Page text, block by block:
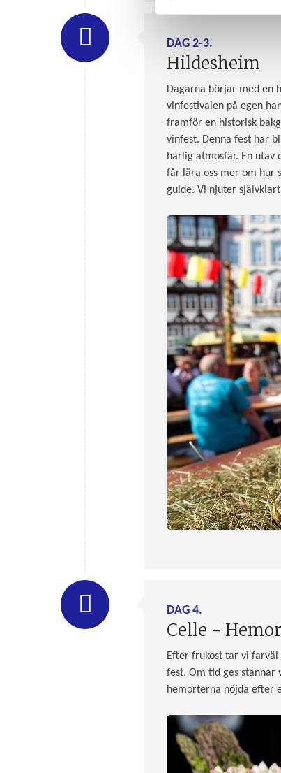
DAG 2-3.
Hildesheim
Dagarna börjar med en
vinfestivalen på egen
framför en historisk
vinfest. Denna fest har
härlig atmosfär. En utav
får lära oss mer om hur
guide. Vi njuter
DAG 4.
Celle -
Efter frukost tar vi farväl
fest. Om tid ges
hemorterna nöjda efter